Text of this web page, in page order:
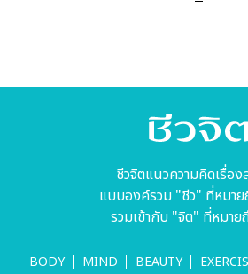
ชีวจิตแนวความคิดเรื่อ
แบบองค์รวม "ชีว" ที่หมา
รวมเข้ากับ "จิต" ที่หมาย
BODY MIND BEAUTY